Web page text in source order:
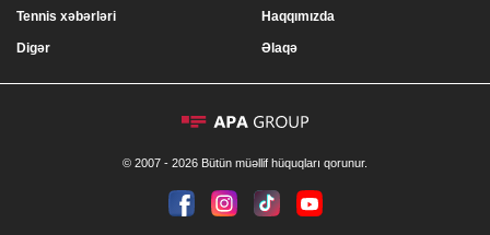
Tennis xəbərləri
Digər
Haqqımızda
Əlaqə
© 2007 - 2026 Bütün müəllif hüquqları qorunur.